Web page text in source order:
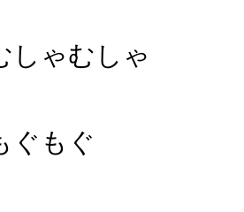
しゃむしゃ
ぐもぐ